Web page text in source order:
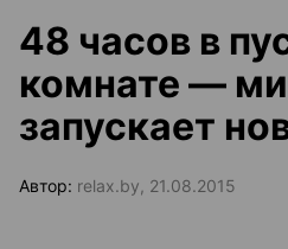
48 часов в
комнате —
запускает
Автор: relax.by, 21.08.2015